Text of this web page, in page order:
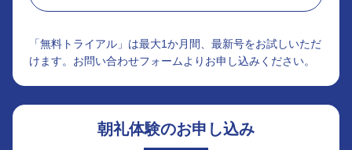
「無料トライアル」は最大1か月間、最新号をお試しいただ
けます。お問い合わせフォームよりお申し込みください。
朝礼体験のお申し込み